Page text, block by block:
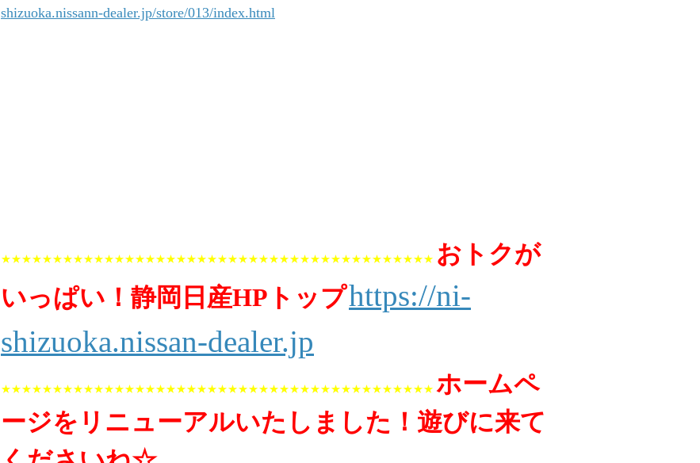
shizuoka.nissann-dealer.jp/store/013/index.html
★★★★★★★★★★★★★★★★★★★★★★★★★★★★★★★★★★★★★★★★★★ おトクが
いっぱい！静岡日産HPトップhttps://ni-
shizuoka.nissan-dealer.jp
★★★★★★★★★★★★★★★★★★★★★★★★★★★★★★★★★★★★★★★★★★ ホームペ
ージをリニューアルいたしました！遊びに来て